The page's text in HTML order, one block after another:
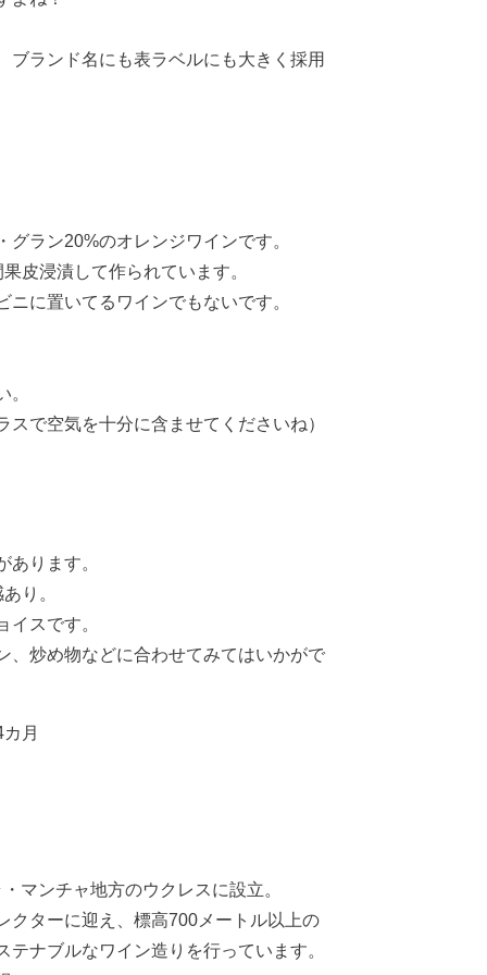
ランド名にも表ラベルにも大きく採用
ラン20%のオレンジワインです。
皮浸漬して作られています。
に置いてるワインでもないです。
で空気を十分に含ませてくださいね）
ります。
り。
スです。
、炒め物などに合わせてみてはいかがで
月
マンチャ地方のウクレスに設立。
クターに迎え、標高700メートル以上の
ナブルなワイン造りを行っています。